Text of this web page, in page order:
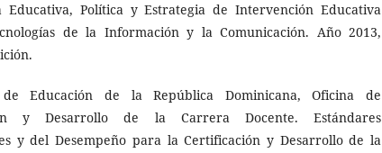
Educativa, Política y Estrategia de Intervención Educativa
de la Información y la Comunicación. Año 2013,
Educación de la República Dominicana, Oficina de
y Desarrollo de la Carrera Docente. Estándares
y del Desempeño para la Certificación y Desarrollo de la